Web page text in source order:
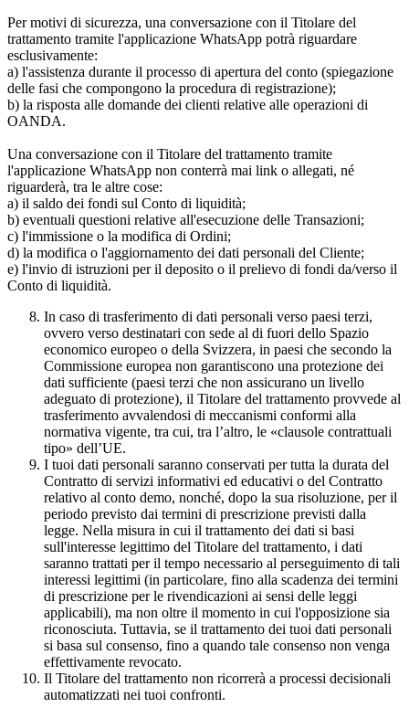
Per motivi di sicurezza, una conversazione con il Titolare del
trattamento tramite l'applicazione WhatsApp potrà riguardare
esclusivamente:
a) l'assistenza durante il processo di apertura del conto (spiegazione
delle fasi che compongono la procedura di registrazione);
b) la risposta alle domande dei clienti relative alle operazioni di
OANDA.
Una conversazione con il Titolare del trattamento tramite
l'applicazione WhatsApp non conterrà mai link o allegati, né
riguarderà, tra le altre cose:
a) il saldo dei fondi sul Conto di liquidità;
b) eventuali questioni relative all'esecuzione delle Transazioni;
c) l'immissione o la modifica di Ordini;
d) la modifica o l'aggiornamento dei dati personali del Cliente;
e) l'invio di istruzioni per il deposito o il prelievo di fondi da/verso il
Conto di liquidità.
In caso di trasferimento di dati personali verso paesi terzi,
ovvero verso destinatari con sede al di fuori dello Spazio
economico europeo o della Svizzera, in paesi che secondo la
Commissione europea non garantiscono una protezione dei
dati sufficiente (paesi terzi che non assicurano un livello
adeguato di protezione), il Titolare del trattamento provvede al
trasferimento avvalendosi di meccanismi conformi alla
normativa vigente, tra cui, tra l’altro, le «clausole contrattuali
tipo» dell’UE.
I tuoi dati personali saranno conservati per tutta la durata del
Contratto di servizi informativi ed educativi o del Contratto
relativo al conto demo, nonché, dopo la sua risoluzione, per il
periodo previsto dai termini di prescrizione previsti dalla
legge. Nella misura in cui il trattamento dei dati si basi
sull'interesse legittimo del Titolare del trattamento, i dati
saranno trattati per il tempo necessario al perseguimento di tali
interessi legittimi (in particolare, fino alla scadenza dei termini
di prescrizione per le rivendicazioni ai sensi delle leggi
applicabili), ma non oltre il momento in cui l'opposizione sia
riconosciuta. Tuttavia, se il trattamento dei tuoi dati personali
si basa sul consenso, fino a quando tale consenso non venga
effettivamente revocato.
Il Titolare del trattamento non ricorrerà a processi decisionali
automatizzati nei tuoi confronti.